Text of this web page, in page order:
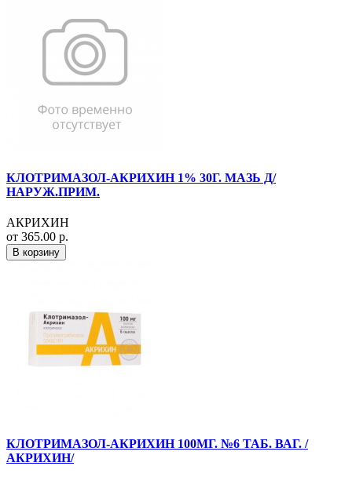
КЛОТРИМАЗОЛ-АКРИХИН 1% 30Г. МАЗЬ Д/
НАРУЖ.ПРИМ.
АКРИХИН
от 365.00 р.
В корзину
КЛОТРИМАЗОЛ-АКРИХИН 100МГ. №6 ТАБ. ВАГ. /
АКРИХИН/